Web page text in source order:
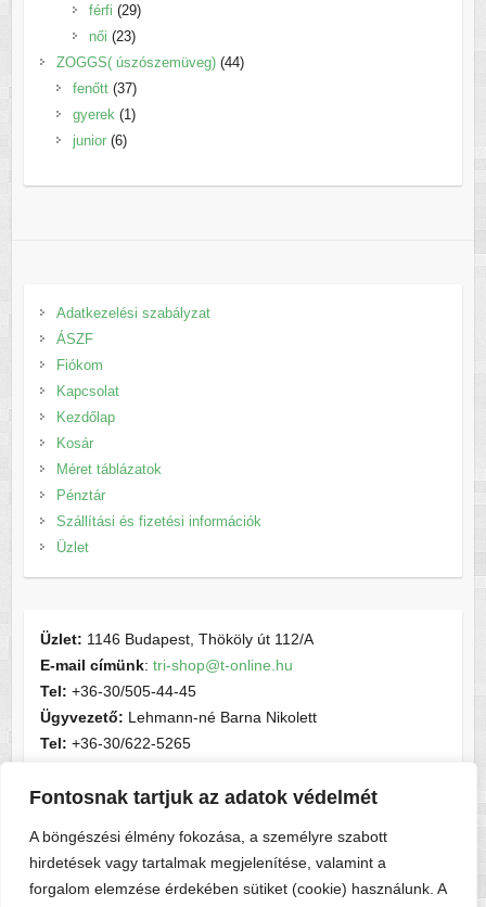
Fontosnak tartjuk az adatok védelmét
A böngészési élmény fokozása, a személyre szabott
hirdetések vagy tartalmak megjelenítése, valamint a
forgalom elemzése érdekében sütiket (cookie) használunk. A
férfi 2929
termék
női 2323
termék
ZOGGS( úszószemüveg) 4444
fenőtt 3737
termék
gyerek 11
junior 66
Adatkezelési szabályzat
ÁSZF
Fiókom
Kapcsolat
Kezdőlap
Kosár
Méret táblázatok
Pénztár
Szállítási és fizetési információk
Üzlet
Üzlet: 1146 Budapest, Thököly út 112/A
E-mail címünk: tri-shop@t-online.hu
Tel: +36-30/505-44-45
Ügyvezető: Lehmann-né Barna Nikolett
Tel: +36-30/622-5265
Cégjegyzékszám:cg05-06-015156